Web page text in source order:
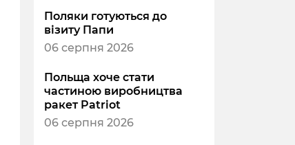
Поляки готуються до
візиту Папи
06 серпня 2026
Польща хоче стати
частиною виробництва
ракет Patriot
06 серпня 2026